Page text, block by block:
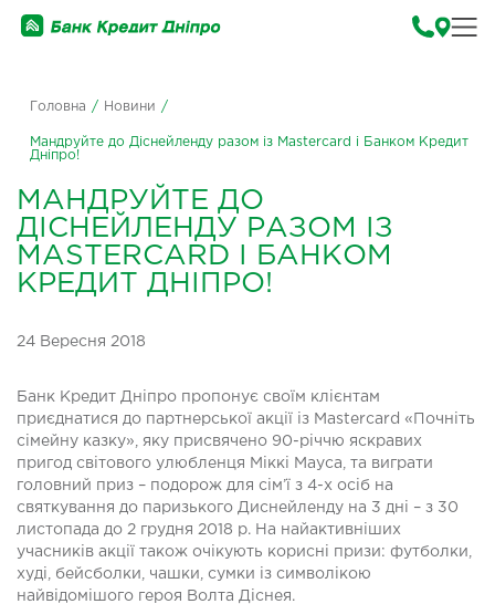
Головна / Новини /
Мандруйте до Діснейленду разом із Mastercard і Банком Кредит
Дніпро!
МАНДРУЙТЕ ДО
ДІСНЕЙЛЕНДУ РАЗОМ ІЗ
MASTERCARD І БАНКОМ
КРЕДИТ ДНІПРО!
24 Вересня 2018
Банк Кредит Дніпро пропонує своїм клієнтам
приєднатися до партнерської акції із Mastercard «Почніть
сімейну казку», яку присвячено 90-річчю яскравих
пригод світового улюбленця Міккі Мауса, та виграти
головний приз – подорож для сім’ї з 4-х осіб на
святкування до паризького Диснейленду на 3 дні – з 30
листопада до 2 грудня 2018 р. На найактивніших
учасників акції також очікують корисні призи: футболки,
худі, бейсболки, чашки, сумки із символікою
найвідомішого героя Волта Діснея.